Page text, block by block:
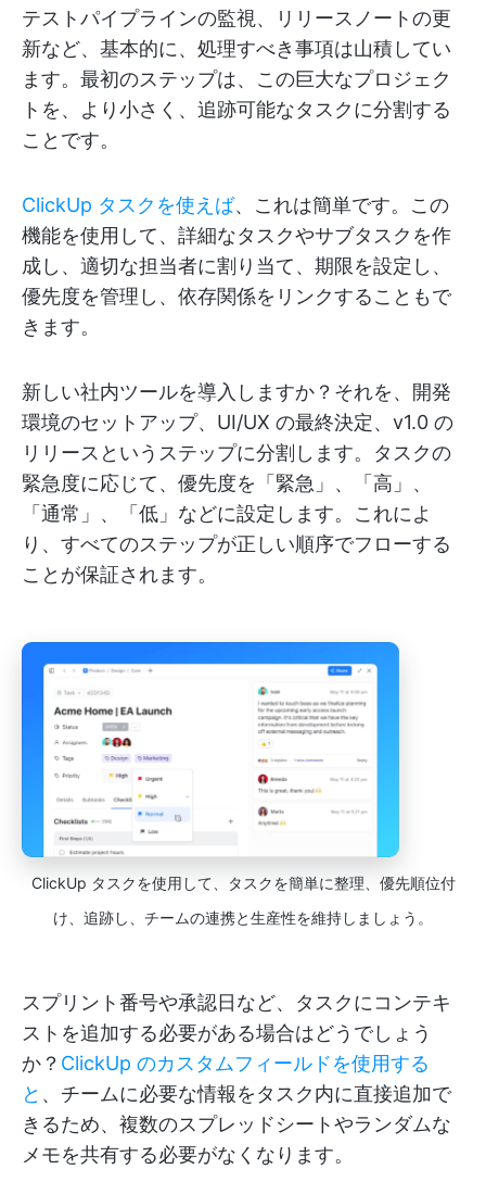
テストパイプラインの監視、リリースノートの更
新など、基本的に、処理すべき事項は山積してい
ます。最初のステップは、この巨大なプロジェク
トを、より小さく、追跡可能なタスクに分割する
ことです。
ClickUp タスクを使えば、これは簡単です。この
機能を使用して、詳細なタスクやサブタスクを作
成し、適切な担当者に割り当て、期限を設定し、
優先度を管理し、依存関係をリンクすることもで
きます。
新しい社内ツールを導入しますか？それを、開発
環境のセットアップ、UI/UX の最終決定、v1.0 の
リリースというステップに分割します。タスクの
緊急度に応じて、優先度を「緊急」、「高」、
「通常」、「低」などに設定します。これによ
り、すべてのステップが正しい順序でフローする
ことが保証されます。
ClickUp タスクを使用して、タスクを簡単に整理、優先順位付
け、追跡し、チームの連携と生産性を維持しましょう。
スプリント番号や承認日など、タスクにコンテキ
ストを追加する必要がある場合はどうでしょう
か？ ClickUp のカスタムフィールドを使用する
と 、チームに必要な情報をタスク内に直接追加で
きるため、複数のスプレッドシートやランダムな
メモを共有する必要がなくなります。